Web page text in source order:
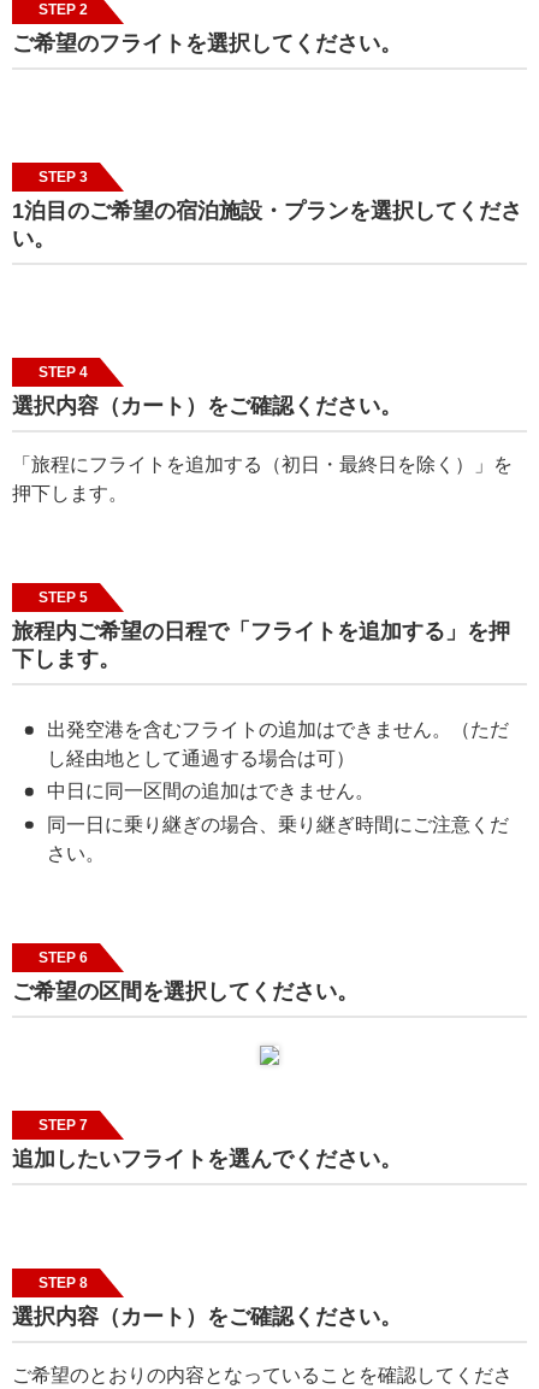
STEP 2
ご希望のフライトを選択してください。
STEP 3
1泊目のご希望の宿泊施設・プランを選択してくださ
い。
STEP 4
選択内容（カート）をご確認ください。
「旅程にフライトを追加する（初日・最終日を除く）」を
押下します。
STEP 5
旅程内ご希望の日程で「フライトを追加する」を押
下します。
出発空港を含むフライトの追加はできません。（ただ
し経由地として通過する場合は可​）
中日に同一区間の追加はできません。
同一日に乗り継ぎの場合、乗り継ぎ時間にご注意くだ
さい。
STEP 6
ご希望の区間を選択してください。
STEP 7
追加したいフライトを選んでください。
STEP 8
選択内容（カート）をご確認ください。
ご希望のとおりの内容となっていることを確認してくださ